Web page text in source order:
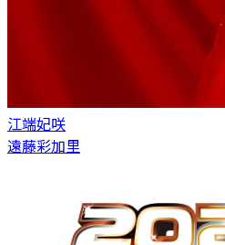
江端妃咲
遠藤彩加里